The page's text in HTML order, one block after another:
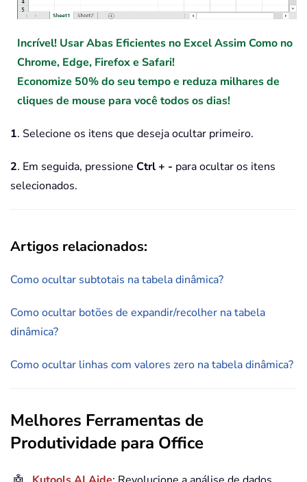
Incrível! Usar Abas Eficientes no Excel Assim Como no
Chrome, Edge, Firefox e Safari!
Economize 50% do seu tempo e reduza milhares de
cliques de mouse para você todos os dias!
1. Selecione os itens que deseja ocultar primeiro.
2. Em seguida, pressione Ctrl + - para ocultar os itens
selecionados.
Artigos relacionados:
Como ocultar subtotais na tabela dinâmica?
Como ocultar botões de expandir/recolher na tabela
dinâmica?
Como ocultar linhas com valores zero na tabela dinâmica?
Melhores Ferramentas de
Produtividade para Office